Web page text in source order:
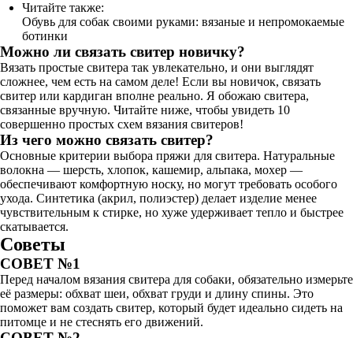
Читайте также:
Обувь для собак своими руками: вязаные и непромокаемые
ботинки
Можно ли связать свитер новичку?
Вязать простые свитера так увлекательно, и они выглядят
сложнее, чем есть на самом деле! Если вы новичок, связать
свитер или кардиган вполне реально. Я обожаю свитера,
связанные вручную. Читайте ниже, чтобы увидеть 10
совершенно простых схем вязания свитеров!
Из чего можно связать свитер?
Основные критерии выбора пряжи для свитера. Натуральные
волокна — шерсть, хлопок, кашемир, альпака, мохер —
обеспечивают комфортную носку, но могут требовать особого
ухода. Синтетика (акрил, полиэстер) делает изделие менее
чувствительным к стирке, но хуже удерживает тепло и быстрее
скатывается.
Советы
СОВЕТ №1
Перед началом вязания свитера для собаки, обязательно измерьте
её размеры: обхват шеи, обхват груди и длину спины. Это
поможет вам создать свитер, который будет идеально сидеть на
питомце и не стеснять его движений.